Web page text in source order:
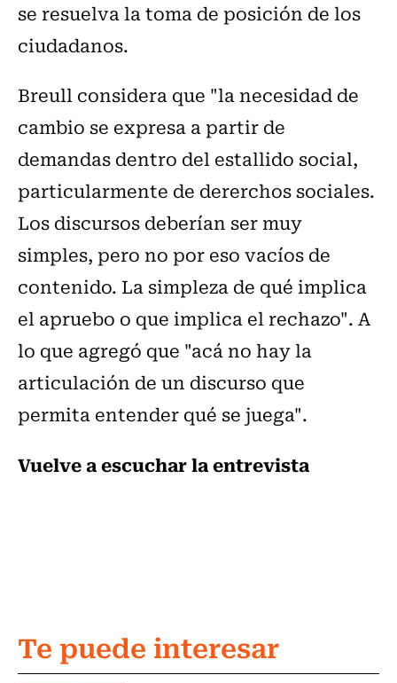
se resuelva la toma de posición de los
ciudadanos.
Breull considera que "la necesidad de
cambio se expresa a partir de
demandas dentro del estallido social,
particularmente de dererchos sociales.
Los discursos deberían ser muy
simples, pero no por eso vacíos de
contenido. La simpleza de qué implica
el apruebo o que implica el rechazo". A
lo que agregó que "acá no hay la
articulación de un discurso que
permita entender qué se juega".
Vuelve a escuchar la entrevista
Te puede interesar